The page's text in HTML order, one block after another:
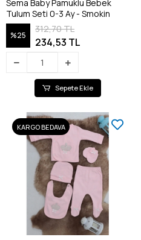
Sema Baby Pamuklu Bebek
Tulum Seti 0-3 Ay - Smokin
%25
312,70 TL
234,53 TL
Sepete Ekle
KARGO BEDAVA